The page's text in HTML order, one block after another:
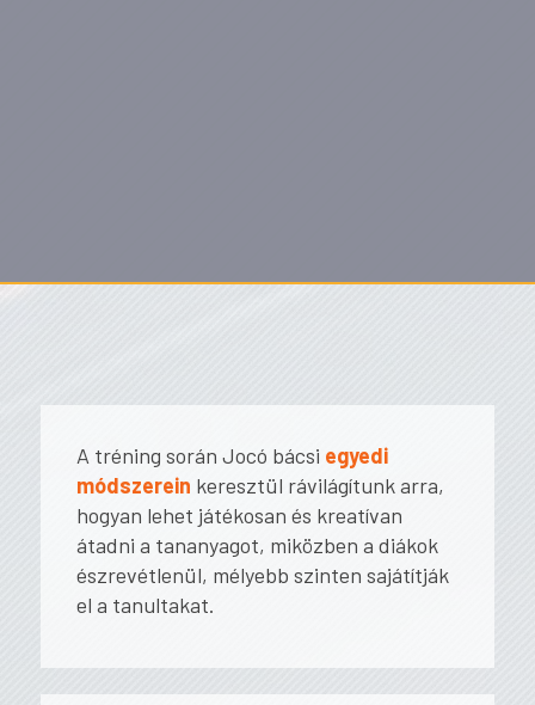
A tréning során Jocó bácsi egyedi
módszerein keresztül rávilágítunk arra,
hogyan lehet játékosan és kreatívan
átadni a tananyagot, miközben a diákok
észrevétlenül, mélyebb szinten sajátítják
el a tanultakat.